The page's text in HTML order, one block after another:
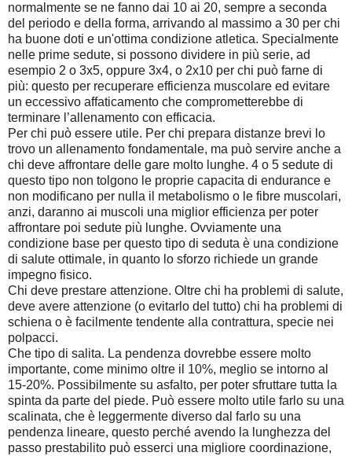
normalmente se ne fanno dai 10 ai 20, sempre a seconda
del periodo e della forma, arrivando al massimo a 30 per chi
ha buone doti e un'ottima condizione atletica. Specialmente
nelle prime sedute, si possono dividere in più serie, ad
esempio 2 o 3x5, oppure 3x4, o 2x10 per chi può farne di
più: questo per recuperare efficienza muscolare ed evitare
un eccessivo affaticamento che comprometterebbe di
terminare l’allenamento con efficacia.
Per chi può essere utile. Per chi prepara distanze brevi lo
trovo un allenamento fondamentale, ma può servire anche a
chi deve affrontare delle gare molto lunghe. 4 o 5 sedute di
questo tipo non tolgono le proprie capacita di endurance e
non modificano per nulla il metabolismo o le fibre muscolari,
anzi, daranno ai muscoli una miglior efficienza per poter
affrontare poi sedute più lunghe. Ovviamente una
condizione base per questo tipo di seduta è una condizione
di salute ottimale, in quanto lo sforzo richiede un grande
impegno fisico.
Chi deve prestare attenzione. Oltre chi ha problemi di salute,
deve avere attenzione (o evitarlo del tutto) chi ha problemi di
schiena o è facilmente tendente alla contrattura, specie nei
polpacci.
Che tipo di salita. La pendenza dovrebbe essere molto
importante, come minimo oltre il 10%, meglio se intorno al
15-20%. Possibilmente su asfalto, per poter sfruttare tutta la
spinta da parte del piede. Può essere molto utile farlo su una
scalinata, che è leggermente diverso dal farlo su una
pendenza lineare, questo perché avendo la lunghezza del
passo prestabilito può esserci una migliore coordinazione,